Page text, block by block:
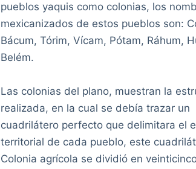
pueblos yaquis como colonias, los
mexicanizados de estos pueblos son:
Bácum, Tórim, Vícam, Pótam, Ráhum,
Belém.
Las colonias del plano, muestran la
realizada, en la cual se debía trazar un
cuadrilátero perfecto que delimitara el
territorial de cada pueblo, este
Colonia agrícola se dividió en